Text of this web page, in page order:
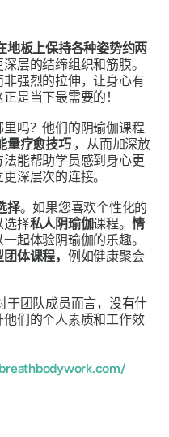
地板上保持各种姿势约两
层的结缔组织和筋膜。
强烈的拉伸，让身心有
是当下最需要的！
吗？他们的阴瑜伽课程
量疗愈技巧 ，从而加深放
能帮助学员感到身心更
深层次的连接。
择。如果您喜欢个性化的
选择私人阴瑜伽课程。 情
起体验阴瑜伽的乐趣。
体课程， 例如健康聚会
于团队成员而言，没有什
们的个人素质和工作效